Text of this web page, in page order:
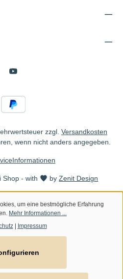
zzgl. Versandkosten
wenn nicht anders angegeben.
Shop - with byZenit Design
Informationen
um eine bestmögliche Erfahrung
Mehr Informationen ...
| Impressum